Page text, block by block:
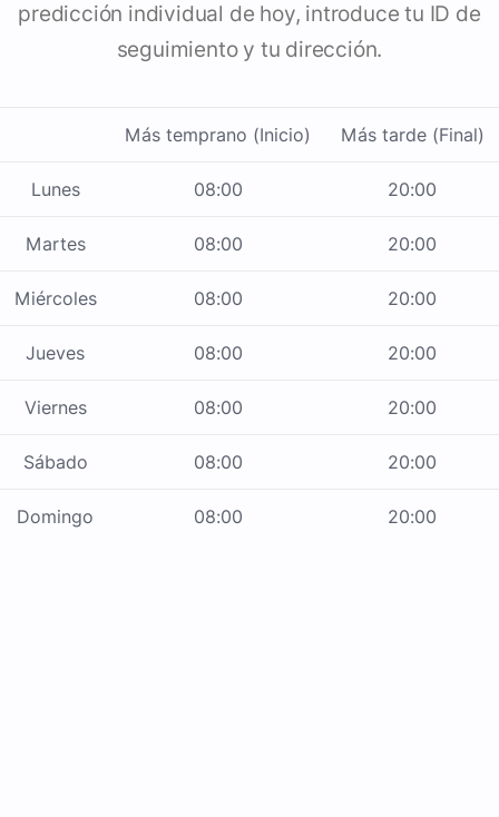
predicción individual de hoy, introduce tu ID de
seguimiento y tu dirección.
Más temprano (Inicio) Más tarde (Final)
Lunes 08:00 20:00
Martes 08:00 20:00
Miércoles 08:00 20:00
Jueves 08:00 20:00
Viernes 08:00 20:00
Sábado 08:00 20:00
Domingo 08:00 20:00